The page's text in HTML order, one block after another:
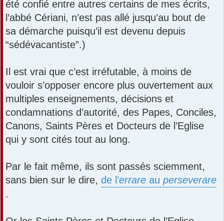
été confié entre autres certains de mes écrits,
l’abbé Cériani, n’est pas allé jusqu’au bout de
sa démarche puisqu’il est devenu depuis
“sédévacantiste”.)
Il est vrai que c’est irréfutable, à moins de
vouloir s’opposer encore plus ouvertement aux
multiples enseignements, décisions et
condamnations d’autorité, des Papes, Conciles,
Canons, Saints Pères et Docteurs de l’Eglise
qui y sont cités tout au long.
Par le fait même, ils sont passés sciemment,
sans bien sur le dire, de l’errare au perseverare
.